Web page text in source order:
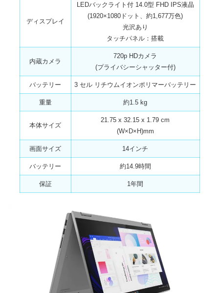
ディスプレイ
LEDバックライト付 14.0型 FHD IPS液晶
(1920×1080ドット、約1,677万色)
光沢あり
タッチパネル：搭載
内蔵カメラ
720p HDカメラ
(プライバシーシャッター付)
バッテリー 3 セル リチウムイオンポリマーバッテリー
重量 約‎1.5 kg
本体サイズ
‎21.75 x 32.15 x 1.79 cm
(W×D×H)mm
画面サイズ 14インチ
バッテリー 約14.9時間
保証 1年間